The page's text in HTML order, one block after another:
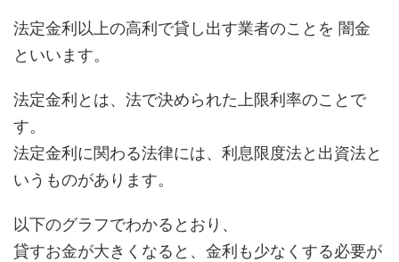
法定金利以上の高利で貸し出す業者のことを 闇金
といいます。
法定金利とは、法で決められた上限利率のことで
す。
法定金利に関わる法律には、利息限度法と出資法と
いうものがあります。
以下のグラフでわかるとおり、
貸すお金が大きくなると、金利も少なくする必要が